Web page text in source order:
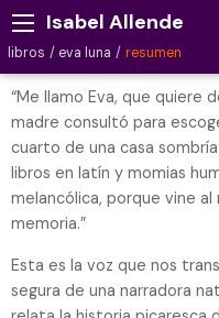
Isabel Allende
libros eva luna resumen
“Me llamo Eva, que quiere
madre consultó para
cuarto de una casa
libros en latín y momias
melancólica, porque vine
memoria.”
Esta es la voz que nos
segura de una narradora